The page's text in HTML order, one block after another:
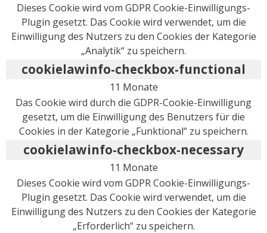
Dieses Cookie wird vom GDPR Cookie-Einwilligungs-
Plugin gesetzt. Das Cookie wird verwendet, um die
Einwilligung des Nutzers zu den Cookies der Kategorie
„Analytik“ zu speichern.
cookielawinfo-checkbox-functional
11 Monate
Das Cookie wird durch die GDPR-Cookie-Einwilligung
gesetzt, um die Einwilligung des Benutzers für die
Cookies in der Kategorie „Funktional“ zu speichern.
cookielawinfo-checkbox-necessary
11 Monate
Dieses Cookie wird vom GDPR Cookie-Einwilligungs-
Plugin gesetzt. Das Cookie wird verwendet, um die
Einwilligung des Nutzers zu den Cookies der Kategorie
„Erforderlich“ zu speichern.